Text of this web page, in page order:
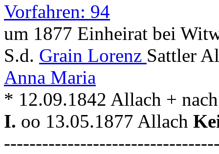
Vorfahren: 94
um 1877 Einheirat bei
S.d. Grain Lorenz Sattler
Anna Maria
* 12.09.1842 Allach +
I. oo 13.05.1877 Allach